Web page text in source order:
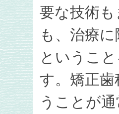
要な技術
も、治療
というこ
す。矯正
うことが